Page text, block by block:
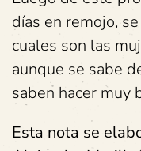
días en remojo,
cuales son las
aunque se sabe
saben hacer muy
Esta nota se